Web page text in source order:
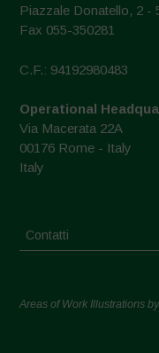
Piazzale Donatello, 2 -
Fax 055-350281
C.F.: 94192980483
Operational
Via Macerata 22A
00176 Rome - Italy
Italy
Contatti
Areas of Work Illustrations